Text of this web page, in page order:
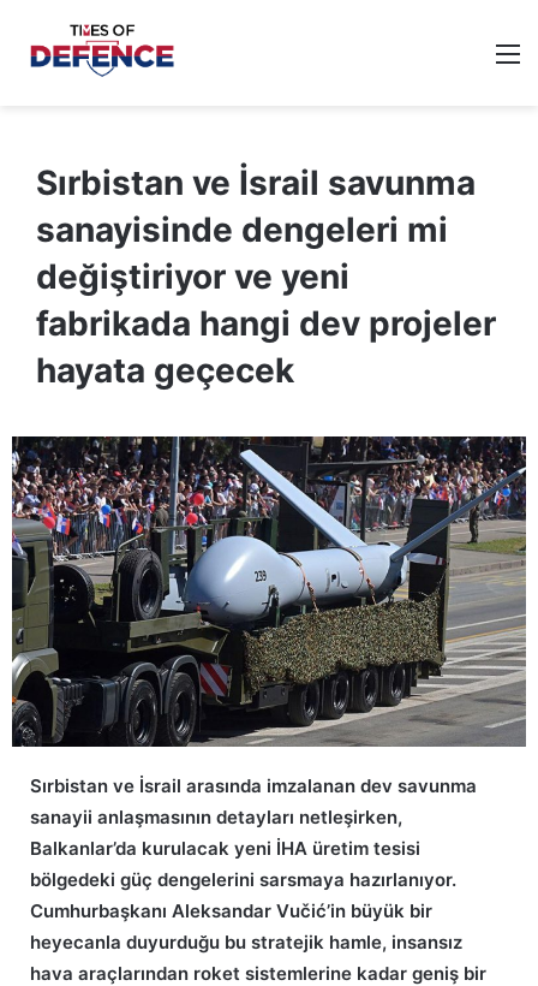
Sırbistan ve İsrail savunma
sanayisinde dengeleri mi
değiştiriyor ve yeni
fabrikada hangi dev projeler
hayata geçecek
Sırbistan ve İsrail arasında imzalanan dev savunma
sanayii anlaşmasının detayları netleşirken,
Balkanlar’da kurulacak yeni İHA üretim tesisi
bölgedeki güç dengelerini sarsmaya hazırlanıyor.
Cumhurbaşkanı Aleksandar Vučić’in büyük bir
heyecanla duyurduğu bu stratejik hamle, insansız
hava araçlarından roket sistemlerine kadar geniş bir